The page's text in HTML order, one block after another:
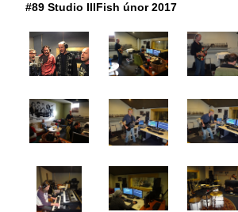
#89 Studio IllFish únor 2017